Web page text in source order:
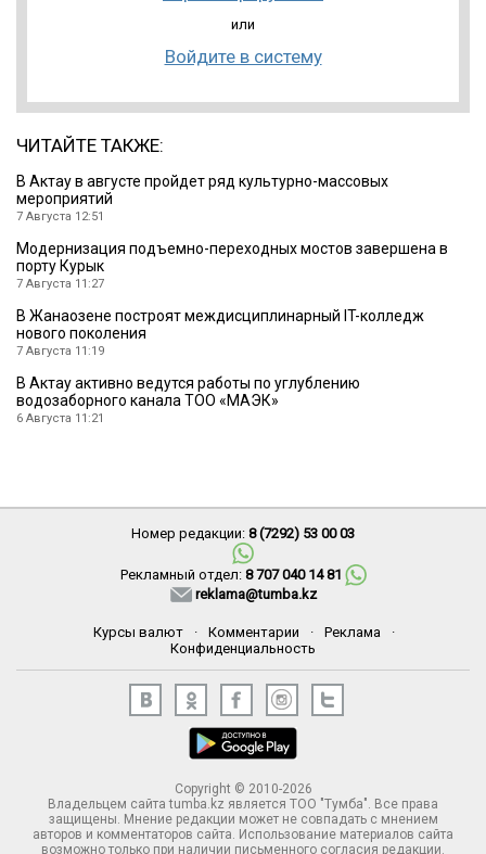
или
Войдите в систему
ЧИТАЙТЕ ТАКЖЕ:
В Актау в августе пройдет ряд культурно-массовых
мероприятий
7 Августа 12:51
Модернизация подъемно-переходных мостов завершена в
порту Курык
7 Августа 11:27
В Жанаозене построят междисциплинарный IT-колледж
нового поколения
7 Августа 11:19
В Актау активно ведутся работы по углублению
водозаборного канала ТОО «МАЭК»
6 Августа 11:21
Номер редакции: 8 (7292) 53 00 03
Рекламный отдел: 8 707 040 14 81
reklama@tumba.kz
Курсы валют · Комментарии · Реклама
·
Конфиденциальность
Copyright © 2010-2026
Владельцем сайта tumba.kz является ТОО "Тумба". Все права
защищены. Мнение редакции может не совпадать с мнением
авторов и комментаторов сайта. Использование материалов сайта
возможно только при наличии письменного согласия редакции.